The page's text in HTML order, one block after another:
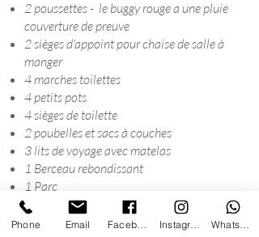
2 poussettes - le buggy rouge a une pluie
couverture de preuve
2 sièges d'appoint pour chaise de salle à
manger
4 marches toilettes
4 petits pots
4 sièges de toilette
2 poubelles et sacs à couches
3 lits de voyage avec matelas
1 Berceau rebondissant
1 Parc
4 chaises hautes
Stérilisateur à eau froide Thermobaby -
Phone Email